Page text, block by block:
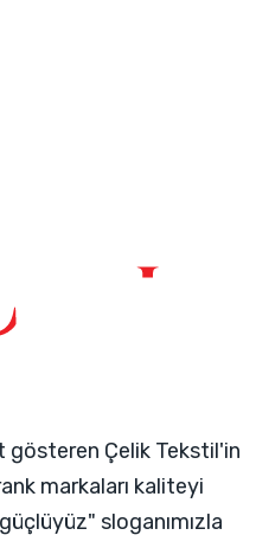
Çelik Tekstil'in
markaları kaliteyi
sloganımızla